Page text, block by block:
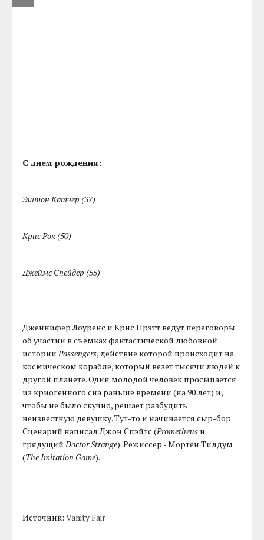
С днем рождения:
Эштон Катчер (37)
Крис Рок (50)
Джеймс Спейдер (55)
Дженнифер Лоуренс и Крис Прэтт ведут переговоры
об участии в съемках фантастической любовной
историиPassengers, действие которой происходит на
космическом корабле, который везет тысячи людей к
другой планете. Один молодой человек просыпается
из криогенного сна раньше времени (на 90 лет) и,
чтобы не было скучно, решает разбудить
неизвестную девушку. Тут-то и начинается сыр-бор.
Сценарий написал Джон Спэйтс (Prometheus и
грядущийDoctor Strange). Режиссер - Мортен Тилдум
(The Imitation Game).
Источник:Vanity Fair